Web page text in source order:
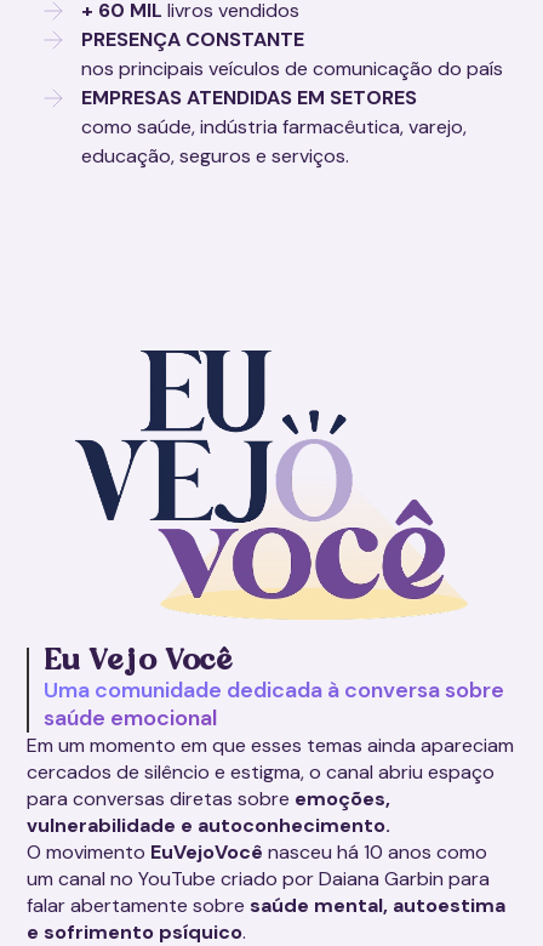
+ 60 MIL livros vendidos
PRESENÇA CONSTANTE
nos principais veículos de comunicação do país
EMPRESAS ATENDIDAS EM SETORES
como saúde, indústria farmacêutica, varejo,
educação, seguros e serviços.
Eu Vejo Você
Uma comunidade dedicada à conversa sobre
saúde emocional
O movimento EuVejoVocê nasceu há 10 anos como
um canal no YouTube criado por Daiana Garbin para
falar abertamente sobre saúde mental, autoestima
e sofrimento psíquico.
Em um momento em que esses temas ainda apareciam
cercados de silêncio e estigma, o canal abriu espaço
para conversas diretas sobre emoções,
vulnerabilidade e autoconhecimento.